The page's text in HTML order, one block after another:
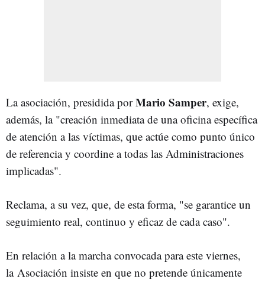
La asociación, presidida porMario Samper, exige,
además, la "creación inmediata de una oficina específica
de atención a las víctimas, que actúe como punto único
de referencia y coordine a todas las Administraciones
implicadas".
Reclama, a su vez, que, de esta forma, "se garantice un
seguimiento real, continuo y eficaz de cada caso".
En relación a la marcha convocada para este viernes,
la Asociación insiste en que no pretende únicamente